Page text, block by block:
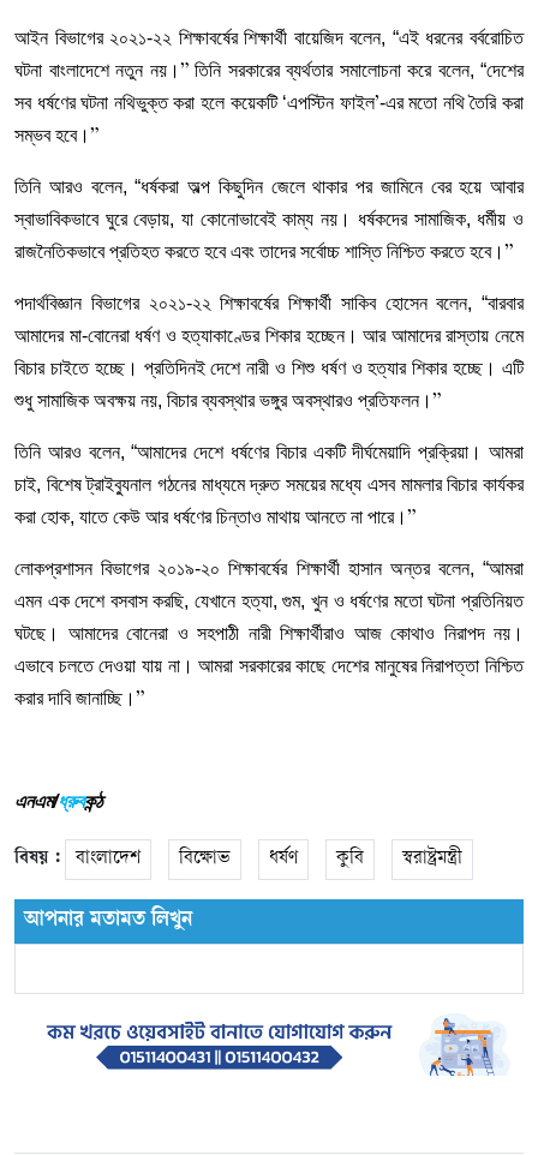
আইন বিভাগের ২০২১-২২ শিক্ষাবর্ষের শিক্ষার্থী বায়েজিদ বলেন, “এই ধরনের বর্বরোচিত
ঘটনা বাংলাদেশে নতুন নয়। ”তিনি সরকারের ব্যর্থতার সমালোচনা করে বলেন, “দেশের
সব ধর্ষণের ঘটনা নথিভুক্ত করা হলে কয়েকটি ‘এপস্টিন ফাইল’-এর মতো নথি তৈরি করা
সম্ভব হবে। ”
তিনি আরও বলেন, “ধর্ষকরা অল্প কিছুদিন জেলে থাকার পর জামিনে বের হয়ে আবার
স্বাভাবিকভাবে ঘুরে বেড়ায়, যা কোনোভাবেই কাম্য নয়। ধর্ষকদের সামাজিক, ধর্মীয় ও
রাজনৈতিকভাবে প্রতিহত করতে হবে এবং তাদের সর্বোচ্চ শাস্তি নিশ্চিত করতে হবে। ”
পদার্থবিজ্ঞান বিভাগের ২০২১-২২ শিক্ষাবর্ষের শিক্ষার্থী সাকিব হোসেন বলেন, “বারবার
আমাদের মা-বোনেরা ধর্ষণ ও হত্যাকাণ্ডের শিকার হচ্ছেন। আর আমাদের রাস্তায় নেমে
বিচার চাইতে হচ্ছে। প্রতিদিনই দেশে নারী ও শিশু ধর্ষণ ও হত্যার শিকার হচ্ছে। এটি
শুধু সামাজিক অবক্ষয় নয়, বিচার ব্যবস্থার ভঙ্গুর অবস্থারও প্রতিফলন। ”
তিনি আরও বলেন, “আমাদের দেশে ধর্ষণের বিচার একটি দীর্ঘমেয়াদি প্রক্রিয়া। আমরা
চাই, বিশেষ ট্রাইব্যুনাল গঠনের মাধ্যমে দ্রুত সময়ের মধ্যে এসব মামলার বিচার কার্যকর
করা হোক, যাতে কেউ আর ধর্ষণের চিন্তাও মাথায় আনতে না পারে। ”
লোকপ্রশাসন বিভাগের ২০১৯-২০ শিক্ষাবর্ষের শিক্ষার্থী হাসান অন্তর বলেন, “আমরা
এমন এক দেশে বসবাস করছি, যেখানে হত্যা, গুম, খুন ও ধর্ষণের মতো ঘটনা প্রতিনিয়ত
ঘটছে। আমাদের বোনেরা ও সহপাঠী নারী শিক্ষার্থীরাও আজ কোথাও নিরাপদ নয়।
এভাবে চলতে দেওয়া যায় না। আমরা সরকারের কাছে দেশের মানুষের নিরাপত্তা নিশ্চিত
করার দাবি জানাচ্ছি। ”
এনএম/ধ্রুবকন্ঠ
বিষয় : বাংলাদেশ বিক্ষোভ ধর্ষণ কুবি স্বরাষ্ট্রমন্ত্রী
আপনার মতামত লিখুন